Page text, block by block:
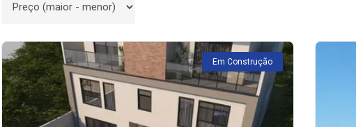
Ordenar por
Em Construção